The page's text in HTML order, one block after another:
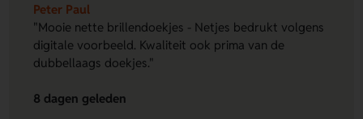
Peter Paul
"Mooie nette brillendoekjes - Netjes bedrukt volgens
digitale voorbeeld. Kwaliteit ook prima van de
dubbellaags doekjes."
8 dagen geleden